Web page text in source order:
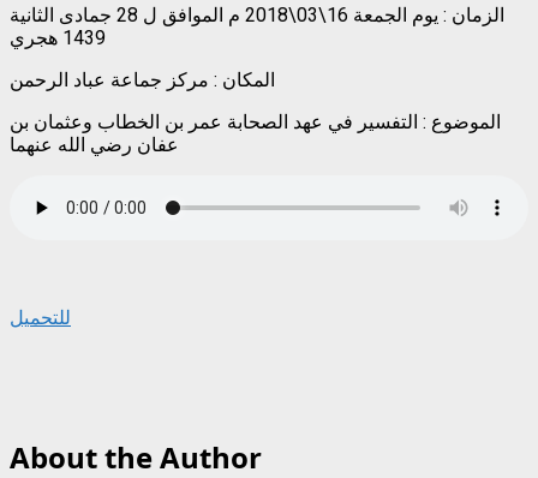
الزمان : يوم الجمعة 16\03\2018 م الموافق ل 28 جمادى الثانية
1439 هجري
المكان : مركز جماعة عباد الرحمن
الموضوع : التفسير في عهد الصحابة عمر بن الخطاب وعثمان بن
عفان رضي الله عنهما
للتحميل
About the Author